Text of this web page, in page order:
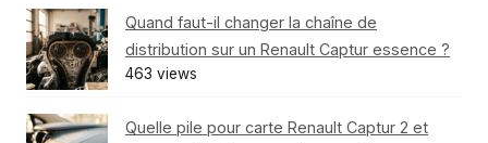
Quand faut-il changer la chaîne de
distribution sur un Renault Captur essence ?
463 views
Quelle pile pour carte Renault Captur 2 et